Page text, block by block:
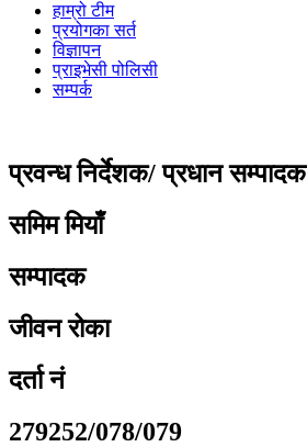
हाम्रो टीम
प्रयोगका सर्त
विज्ञापन
प्राइभेसी पोलिसी
सम्पर्क
प्रवन्ध निर्देशक/ प्रधान सम्पादक
समिम मियाँ
सम्पादक
जीवन रोका
दर्ता नं
279252/078/079